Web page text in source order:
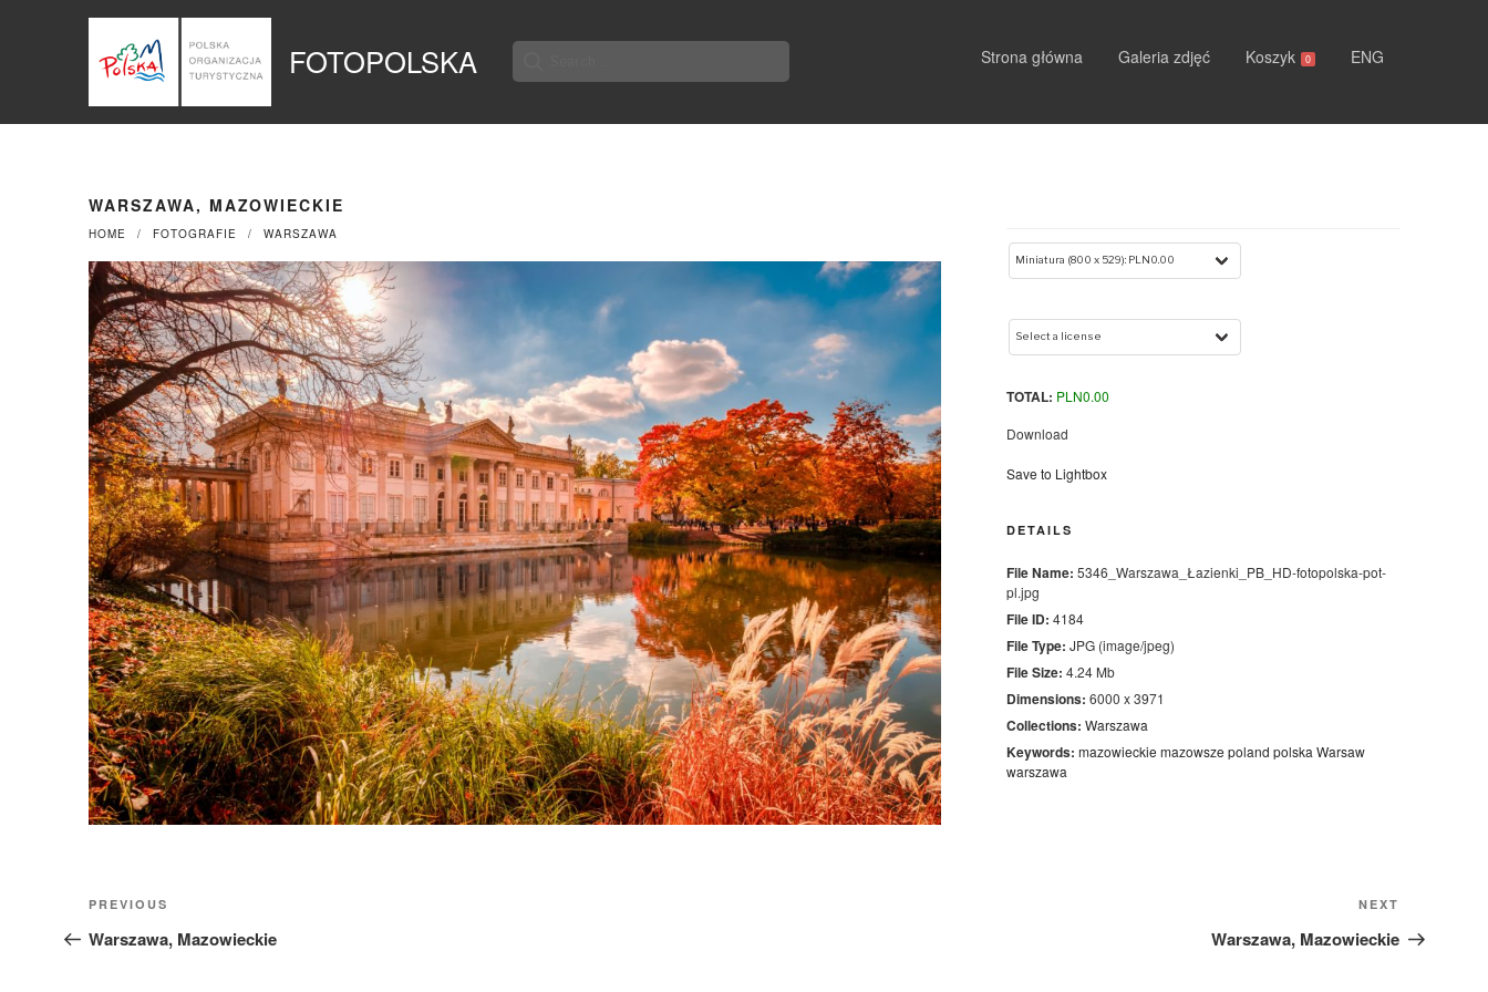
FOTOPOLSKA
Search
for:
Strona główna Galeria zdjęć Koszyk 0 ENG
WARSZAWA, MAZOWIECKIE
HOME FOTOGRAFIE WARSZAWA
TOTAL: PLN0.00
Download
Save to Lightbox
DETAILS
File Name: 5346_Warszawa_Łazienki_PB_HD-fotopolska-pot-
pl.jpg
File ID: 4184
File Type: JPG (image/jpeg)
File Size: 4.24 Mb
Dimensions: 6000 x 3971
Collections: Warszawa
Keywords: mazowieckie mazowsze poland polska Warsaw
warszawa
Nawigacja
wpisu
Previous
Post
PREVIOUS
Warszawa, Mazowieckie
Post
NEXT
Warszawa, Mazowieckie
Panel zarządzania plikami cookies